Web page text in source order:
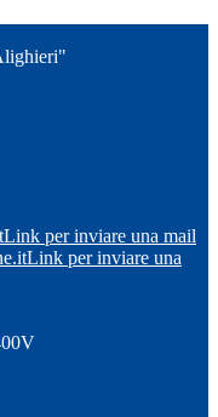
Link per inviare una mail
Link per inviare una